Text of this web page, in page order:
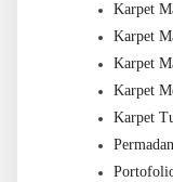
Karpet
Karpet
Karpet
Karpet
Karpet